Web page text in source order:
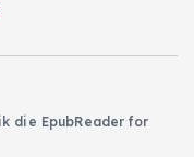
die EpubReader for